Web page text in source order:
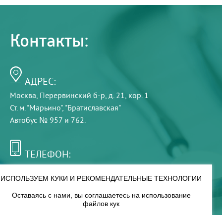
Контакты:
АДРЕС:
Москва, Перервинский б-р, д. 21, кор. 1
Ст. м. "Марьино", "Братиславская"
Автобус № 957 и 762.
ТЕЛЕФОН:
РЕЖИМ РАБОТЫ:
ИСПОЛЬЗУЕМ КУКИ И РЕКОМЕНДАТЕЛЬНЫЕ ТЕХНОЛОГИИ
Оставаясь с нами, вы соглашаетесь на использование
файлов кук